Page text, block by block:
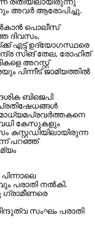
അവര്‍ ആരോപിച്ചു.
പൊലീസ്
ദിവസം,
എട്ട് ഉദ്യോഗസ്ഥരെ
സിങ് തേല, രോഹിത്
അറസ്റ്റ്
ജാമ്യത്തില്‍
ബിജെപി
മാധ്യമപ്രവര്‍ത്തകനെ
കേസുകളും
കസ്റ്റഡിയിലായിരുന്ന
പറഞ്ഞ്
പരാതി നല്‍കി.
സംഘം പരാതി